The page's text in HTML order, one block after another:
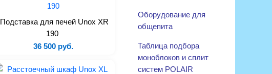
Подставка для печей Unox XR
190
36 500 руб.
Оборудование для
общепита
Таблица подбора
моноблоков и сплит
систем POLAIR